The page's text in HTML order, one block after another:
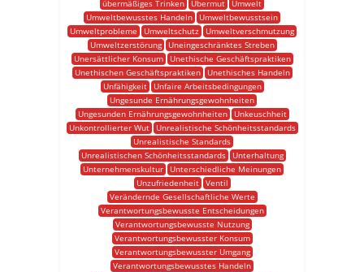
übermäßiges Trinken
Übermut
Umwelt
Umweltbewusstes Handeln
Umweltbewusstsein
Umweltprobleme
Umweltschutz
Umweltverschmutzung
Umweltzerstörung
Uneingeschränktes Streben
Unersättlicher Konsum
Unethische Geschäftspraktiken
Unethischen Geschäftspraktiken
Unethisches Handeln
Unfähigkeit
Unfaire Arbeitsbedingungen
Ungesunde Ernährungsgewohnheiten
Ungesunden Ernährungsgewohnheiten
Unkeuschheit
Unkontrollierter Wut
Unrealistische Schönheitsstandards
Unrealistische Standards
Unrealistischen Schönheitsstandards
Unterhaltung
Unternehmenskultur
Unterschiedliche Meinungen
Unzufriedenheit
Ventil
Verändernde Gesellschaftliche Werte
Verantwortungsbewusste Entscheidungen
Verantwortungsbewusste Nutzung
Verantwortungsbewusster Konsum
Verantwortungsbewusster Umgang
Verantwortungsbewusstes Handeln